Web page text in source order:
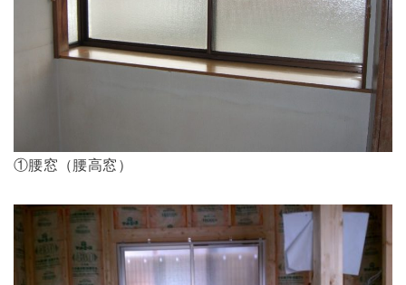
①腰窓（腰高窓）